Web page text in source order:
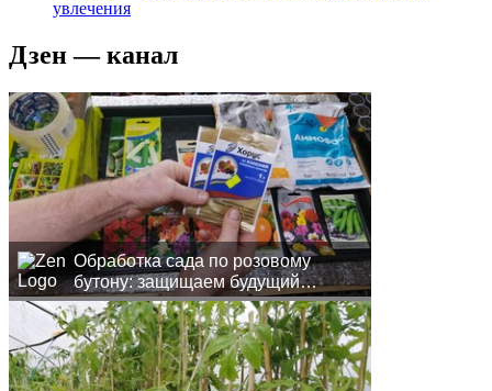
увлечения
Дзен — канал
Обработка сада по розовому
бутону: защищаем будущий
урожай